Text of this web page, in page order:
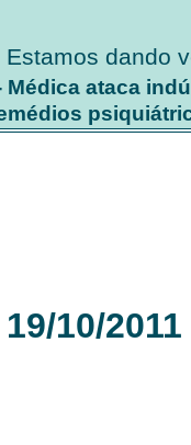
Estamos dando
Médica ataca
19/10/2011